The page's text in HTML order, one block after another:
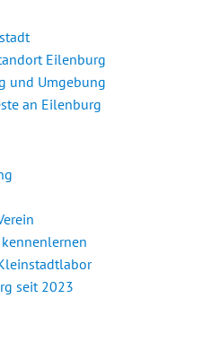
Eilenburg
und Umgebung
an Eilenburg
seit 2023